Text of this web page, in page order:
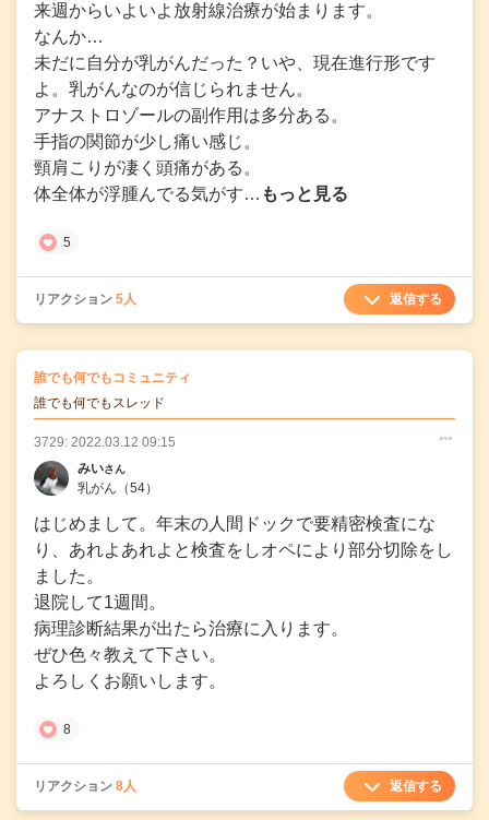
来週からいよいよ放射線治療が始まります。
なんか…
未だに自分が乳がんだった？いや、現在進行形です
よ。乳がんなのが信じられません。
アナストロゾールの副作用は多分ある。
手指の関節が少し痛い感じ。
頸肩こりが凄く頭痛がある。
体全体が浮腫んでる気がす… もっと見る
5
リアクション 5人 返信する
誰でも何でもコミュニティ
誰でも何でもスレッド
○ ○ ○
3729: 2022.03.12 09:15
みいさん
乳がん （54）
はじめまして。年末の人間ドックで要精密検査にな
り、あれよあれよと検査をしオペにより部分切除をし
ました。
退院して1週間。
病理診断結果が出たら治療に入ります。
ぜひ色々教えて下さい。
よろしくお願いします。
8
リアクション 8人 返信する